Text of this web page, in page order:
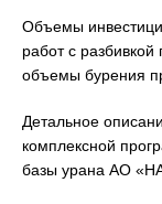
Объемы
работ с
объемы бурения
Детальное
комплексной
базы урана АО